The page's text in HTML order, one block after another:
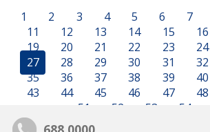
1 2 3 4 5 6 7
11
12 13 14 15 16
19
20 21 22 23 24
27
28 29 30 31 32
35
36 37 38 39 40
43
44 45 46 47 48
51
52 53 54